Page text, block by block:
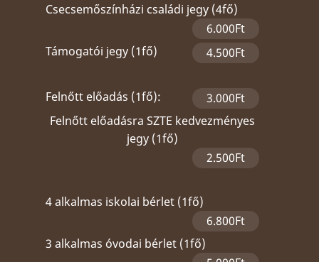
Csecsemőszínházi családi jegy (4fő)
6.000Ft
Támogatói jegy (1fő)
4.500Ft
Felnőtt előadás (1fő):
3.000Ft
Felnőtt előadásra SZTE kedvezményes
jegy (1fő)
2.500Ft
4 alkalmas iskolai bérlet (1fő)
6.800Ft
3 alkalmas óvodai bérlet (1fő)